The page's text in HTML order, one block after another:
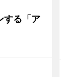
する「ア